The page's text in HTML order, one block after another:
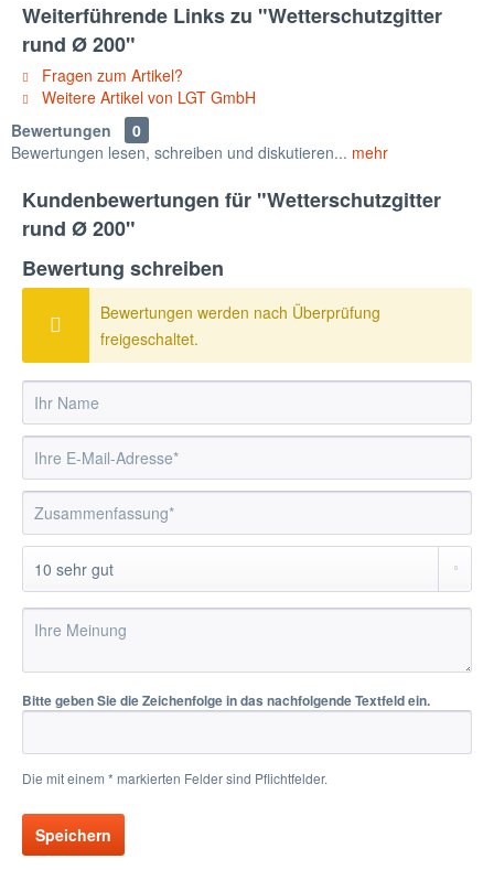
Weiterführende Links zu "Wetterschutzgitter
rund Ø 200"
Fragen zum Artikel?
Weitere Artikel von LGT GmbH
Bewertungen
0
Bewertungen lesen, schreiben und diskutieren... mehr
Kundenbewertungen für "Wetterschutzgitter
rund Ø 200"
Bewertung schreiben
Bewertungen werden nach Überprüfung
freigeschaltet.
Bitte geben Sie die Zeichenfolge in das nachfolgende Textfeld ein.
Die mit einem * markierten Felder sind Pflichtfelder.
Speichern